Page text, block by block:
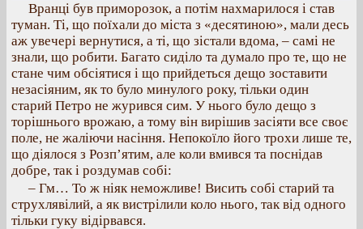
Вранці був приморозок, а потім нахмарилося і став
туман. Ті, що поїхали до міста з «десятиною», мали десь
аж увечері вернутися, а ті, що зістали вдома, – самі не
знали, що робити. Багато сиділо та думало про те, що не
стане чим обсіятися і що прийдеться дещо зоставити
незасіяним, як то було минулого року, тільки один
старий Петро не журився сим. У нього було дещо з
торішнього врожаю, а тому він вирішив засіяти все своє
поле, не жаліючи насіння. Непокоїло його трохи лише те,
що діялося з Розп’ятим, але коли вмився та поснідав
добре, так і роздумав собі:
– Гм… То ж ніяк неможливе! Висить собі старий та
струхлявілий, а як вистрілили коло нього, так від одного
тільки гуку відірвався.